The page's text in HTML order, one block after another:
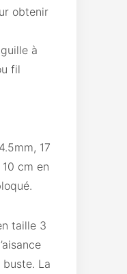
obtenir
à
fil
17
cm en
taille 3
La